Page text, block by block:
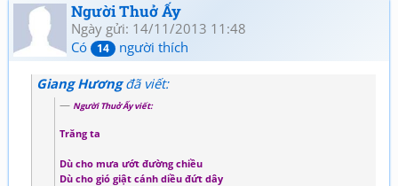
Người Thuở Ấy
Ngày gửi: 14/11/2013 11:48
Có
14 người thích
Giang Hươngđã viết:
Người Thuở Ấy viết:
Trăng ta
Dù cho mưa ướt đường chiều
Dù cho gió giật cánh diều đứt dây